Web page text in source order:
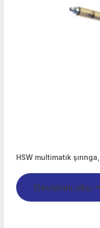
HSW multimatik
Devamını oku